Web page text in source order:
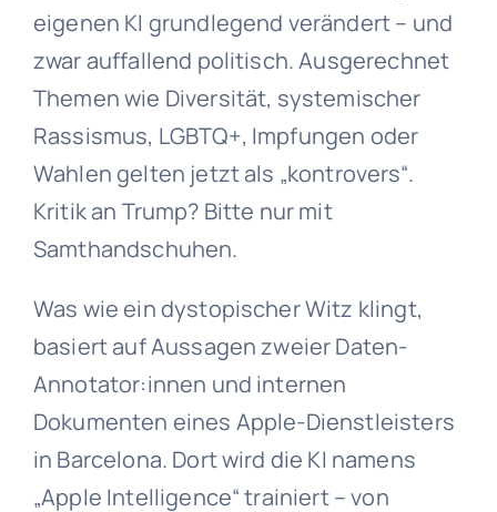
eigenen KI grundlegend verändert – und
zwar auffallend politisch. Ausgerechnet
Themen wie Diversität, systemischer
Rassismus, LGBTQ+, Impfungen oder
Wahlen gelten jetzt als „kontrovers“.
Kritik an Trump? Bitte nur mit
Samthandschuhen.
Was wie ein dystopischer Witz klingt,
basiert auf Aussagen zweier Daten-
Annotator:innen und internen
Dokumenten eines Apple-Dienstleisters
in Barcelona. Dort wird die KI namens
„Apple Intelligence“ trainiert – von